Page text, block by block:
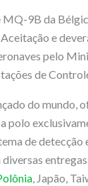
9B da
e
pelo
de
do mundo,
polo
de
, Japão,